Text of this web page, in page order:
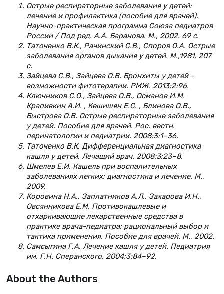
Острые респираторные заболевания у детей:
лечение и профилактика (пособие для врачей).
Научно-практическая программа Союза педиатров
России / Под ред. А.А. Баранова. М., 2002. 69 с.
Таточенко В.К., Рачинский С.В., Споров О.А. Острые
заболевания органов дыхания у детей. М.,1981. 207
с.
Зайцева С.В., Зайцева О.В. Бронхиты у детей –
возможности фитотерапии. РМЖ. 2013;2:96.
Ключников С.О., Зайцева О.В., Османов И.М.
Крапивкин А.И. , Кешишян Е.С. , Блинова О.В.,
Быстрова О.В. Острые респираторные заболевания
у детей. Пособие для врачей. Рос. вестн.
перинатологии и педиатрии. 2008;3:1–36.
Таточенко В.К. Дифференциальная диагностика
кашля у детей. Лечащий врач. 2008;3:23–8.
Шмелев Е.И. Кашель при воспалительных
заболеваниях легких: диагностика и лечение. М.,
2009.
Коровина Н.А., Заплатников А.Л., Захарова И.Н.,
Овсянникова Е.М. Противокашлевые и
отхаркивающие лекарственные средства в
практике врача-педиатра: рациональный выбор и
тактика применения. Пособие для врачей. М., 2002.
Самсыгина Г.А. Лечение кашля у детей. Педиатрия
им. Г.Н. Сперанского. 2004;3:84–92.
About the Authors